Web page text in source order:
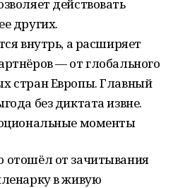
действовать
других.
внутрь, а расширяет
— от глобального
стран Европы. Главный
без диктата извне.
моменты
отошёл от зачитывания
в живую